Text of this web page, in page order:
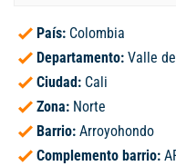
País: Colombia
Departamento: Valle
Ciudad: Cali
Zona: Norte
Barrio: Arroyohondo
Complemento barrio: